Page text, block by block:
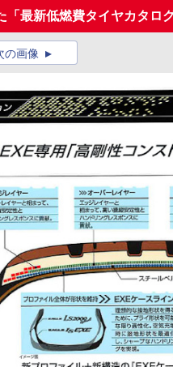
最新低燃費タイヤカタログ
の画像